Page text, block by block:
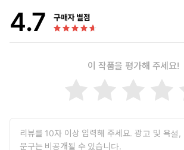
4.7 구매자 별점
이 작품을 평가해 주세요!